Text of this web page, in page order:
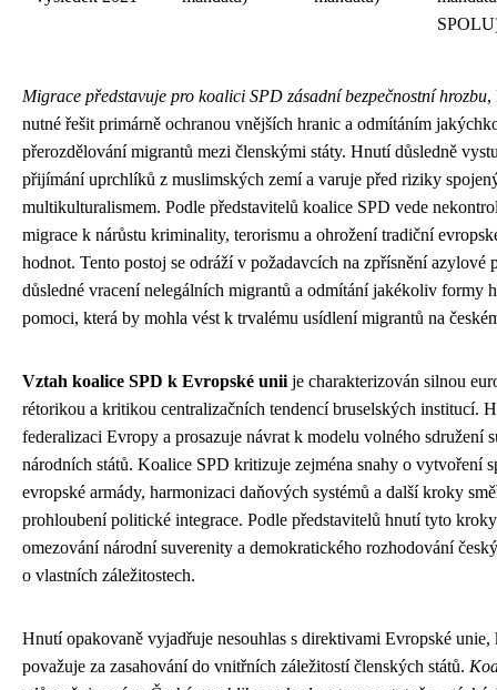
Migrace představuje pro koalici SPD zásadní bezpečnostní hrozbu,
nutné řešit primárně ochranou vnějších hranic a odmítáním
přerozdělování migrantů mezi členskými státy. Hnutí důsledně
přijímání uprchlíků z muslimských zemí a varuje před riziky
multikulturalismem. Podle představitelů koalice SPD vede
migrace k nárůstu kriminality, terorismu a ohrožení tradiční
hodnot. Tento postoj se odráží v požadavcích na zpřísnění azylové
důsledné vracení nelegálních migrantů a odmítání jakékoliv formy
pomoci, která by mohla vést k trvalému usídlení migrantů na
Vztah koalice SPD k Evropské unii je charakterizován silnou
rétorikou a kritikou centralizačních tendencí bruselských institucí.
federalizaci Evropy a prosazuje návrat k modelu volného sdružení
národních států. Koalice SPD kritizuje zejména snahy o vytvoření
evropské armády, harmonizaci daňových systémů a další kroky
prohloubení politické integrace. Podle představitelů hnutí tyto
omezování národní suverenity a demokratického rozhodování
o vlastních záležitostech.
Hnutí opakovaně vyjadřuje nesouhlas s direktivami Evropské unie,
považuje za zasahování do vnitřních záležitostí členských států.